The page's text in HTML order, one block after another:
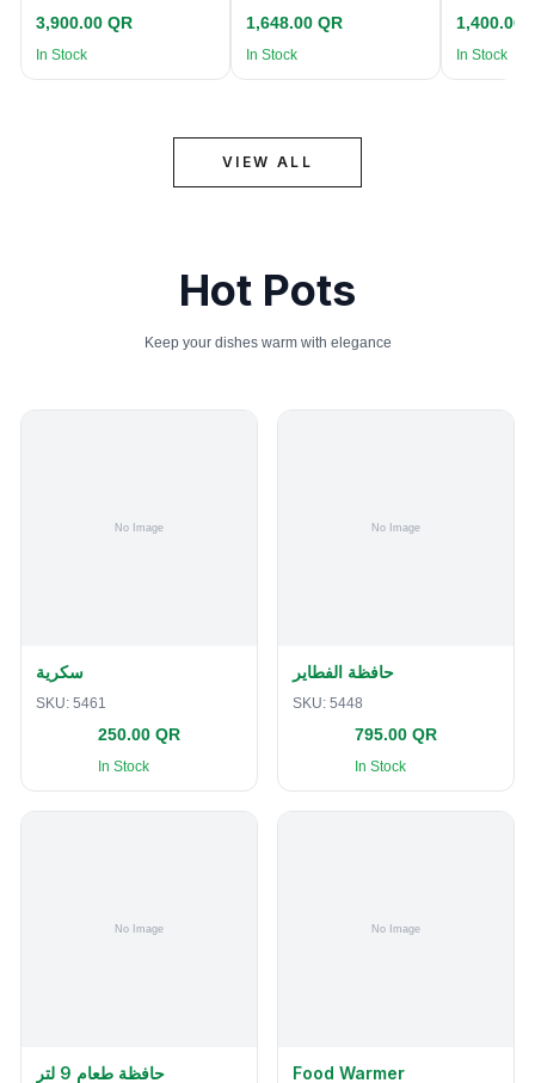
3,900.00 QR
In Stock
1,648.00 QR
In Stock
1,400.00
In Stock
VIEW ALL
Hot Pots
Keep your dishes warm with elegance
سكرية
SKU: 5461
250.00 QR
In Stock
حافظة الفطاير
SKU: 5448
795.00 QR
In Stock
حافظة طعام 9 لتر Food Warmer